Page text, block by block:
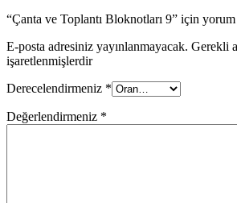
“Çanta ve Toplantı Bloknotları 9” için
E-posta adresiniz yayınlanmayacak. Gerekli
işaretlenmişlerdir
Derecelendirmeniz *
Değerlendirmeniz *